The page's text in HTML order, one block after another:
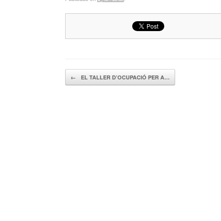
Navegador de artículos
← EL TALLER D’OCUPACIÓ PER A…